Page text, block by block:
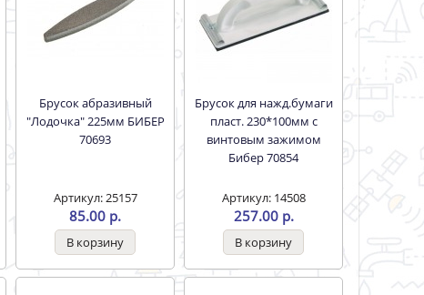
Брусок абразивный
"Лодочка" 225мм БИБЕР
70693
Артикул: 25157
85.00 р.
Брусок для нажд.бумаги
пласт. 230*100мм с
винтовым зажимом
Бибер 70854
Артикул: 14508
257.00 р.